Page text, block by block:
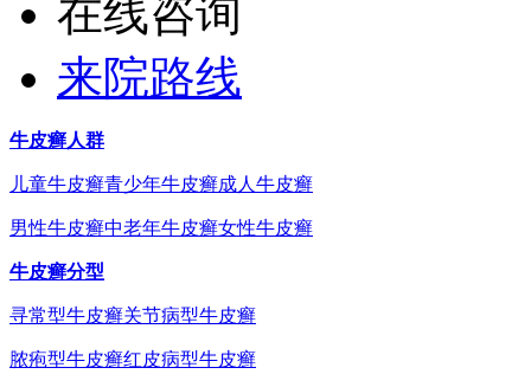
在线咨询
来院路线
牛皮癣人群
儿童牛皮癣青少年牛皮癣成人牛皮癣
男性牛皮癣中老年牛皮癣女性牛皮癣
牛皮癣分型
寻常型牛皮癣关节病型牛皮癣
脓疱型牛皮癣红皮病型牛皮癣